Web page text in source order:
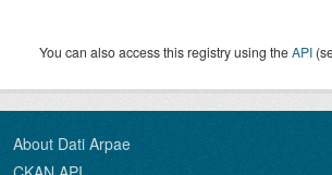
You can also access this registry using theAPI
About Dati Arpae